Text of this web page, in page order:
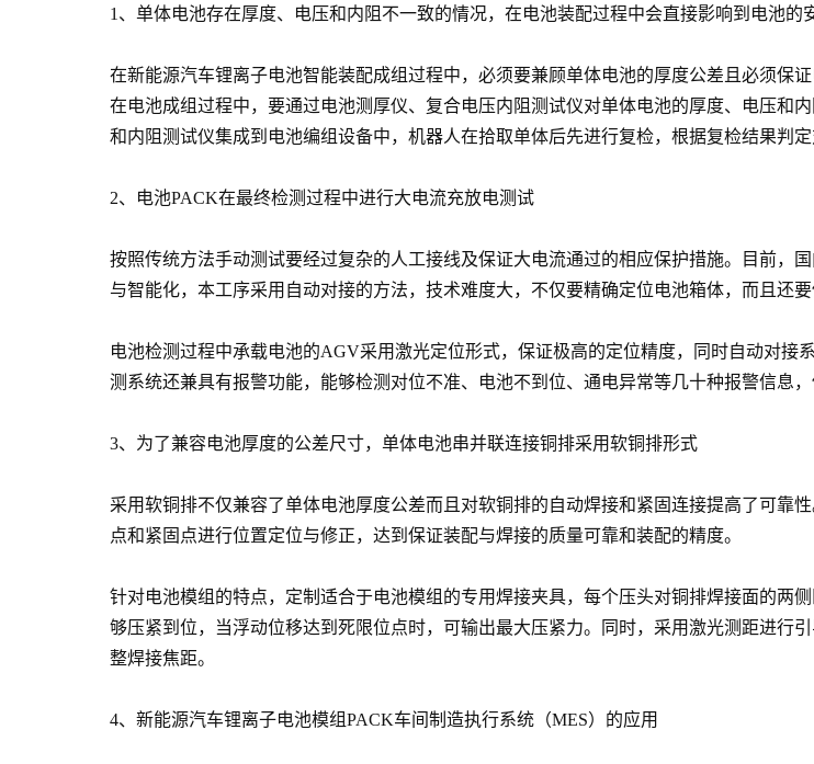
1、单体电池存在厚度、电压和内阻不一致的情况，在电池装配过程中会直接影响到电池的
在新能源汽车锂离子电池智能装配成组过程中，必须要兼顾单体电池的厚度公差且必须保
在电池成组过程中，要通过电池测厚仪、复合电压内阻测试仪对单体电池的厚度、电压和
和内阻测试仪集成到电池编组设备中，机器人在拾取单体后先进行复检，根据复检结果判
2、电池PACK在最终检测过程中进行大电流充放电测试
按照传统方法手动测试要经过复杂的人工接线及保证大电流通过的相应保护措施。目前，
与智能化，本工序采用自动对接的方法，技术难度大，不仅要精确定位电池箱体，而且还要
电池检测过程中承载电池的AGV采用激光定位形式，保证极高的定位精度，同时自动对
测系统还兼具有报警功能，能够检测对位不准、电池不到位、通电异常等几十种报警信息
3、为了兼容电池厚度的公差尺寸，单体电池串并联连接铜排采用软铜排形式
采用软铜排不仅兼容了单体电池厚度公差而且对软铜排的自动焊接和紧固连接提高了可靠
点和紧固点进行位置定位与修正，达到保证装配与焊接的质量可靠和装配的精度。
针对电池模组的特点，定制适合于电池模组的专用焊接夹具，每个压头对铜排焊接面的两
够压紧到位，当浮动位移达到死限位点时，可输出最大压紧力。同时，采用激光测距进行
整焊接焦距。
4、新能源汽车锂离子电池模组PACK车间制造执行系统（MES）的应用